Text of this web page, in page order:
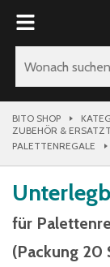
BITO SHOP
ZUBEHÖR &
PALETTENREGALE
für
(Packung 20